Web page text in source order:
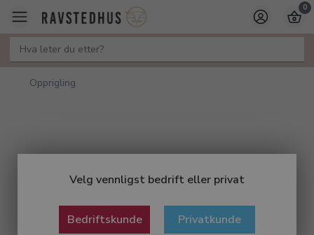
Velg vennligst bedrift eller privat
Bedriftskunde Privatkunde
0
Opprigling